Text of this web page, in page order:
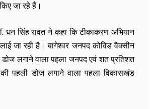
जा रहे हैं।
धन सिंह रावत ने कहा कि टीकाकरण अभियान
जा रही है। बागेश्वर जनपद कोविड वैक्सीन
लगाने वाला पहला जनपद एवं शत प्रतिशत
पहली डोज लगाने वाला पहला विकासखंड